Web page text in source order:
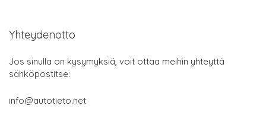
Yhteydenotto
Jos sinulla on kysymyksiä, voit ottaa meihin yhteyttä
sähköpostitse:
info@autotieto.net